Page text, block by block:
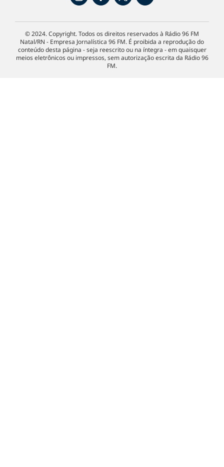
© 2024. Copyright. Todos os direitos reservados à Rádio 96 FM
Natal/RN - Empresa Jornalística 96 FM. É proibida a reprodução do
conteúdo desta página - seja reescrito ou na íntegra - em quaisquer
meios eletrônicos ou impressos, sem autorização escrita da Rádio 96
FM.